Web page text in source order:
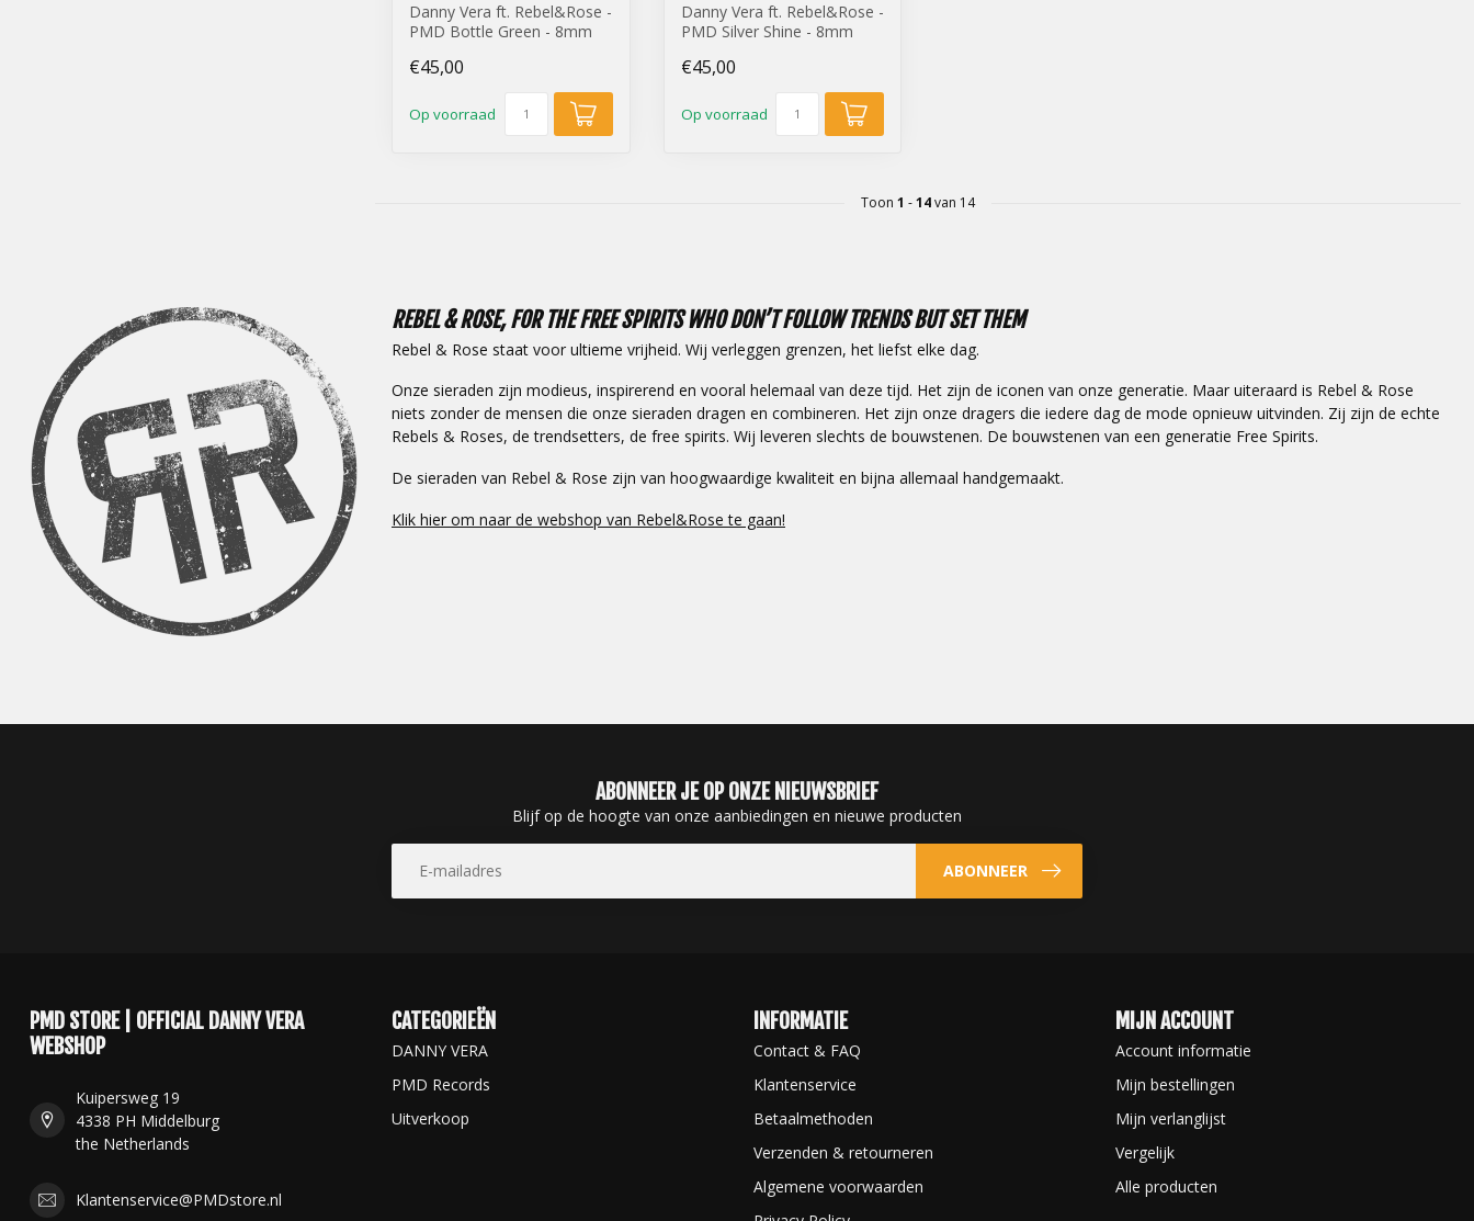
Danny Vera ft. Rebel&Rose -
PMD Bottle Green - 8mm
€45,00
Op voorraad
Danny Vera ft. Rebel&Rose -
PMD Silver Shine - 8mm
€45,00
Op voorraad
Toon 1 -14van 14
REBEL & ROSE, FOR THE FREE SPIRITS WHO DON’T FOLLOW TRENDS BUT SET THEM
Rebel & Rose staat voor ultieme vrijheid. Wij verleggen grenzen, het liefst elke dag.
Onze sieraden zijn modieus, inspirerend en vooral helemaal van deze tijd. Het zijn de iconen van onze generatie. Maar uiteraard is Rebel & Rose
niets zonder de mensen die onze sieraden dragen en combineren. Het zijn onze dragers die iedere dag de mode opnieuw uitvinden. Zij zijn de echte
Rebels & Roses, de trendsetters, de free spirits. Wij leveren slechts de bouwstenen. De bouwstenen van een generatie Free Spirits.
De sieraden van Rebel & Rose zijn van hoogwaardige kwaliteit en bijna allemaal handgemaakt.
Klik hier om naar de webshop van Rebel&Rose te gaan!
ABONNEER JE OP ONZE NIEUWSBRIEF
Blijf op de hoogte van onze aanbiedingen en nieuwe producten
ABONNEER
PMD STORE | OFFICIAL DANNY VERA
WEBSHOP
Kuipersweg 19
4338 PH Middelburg
the Netherlands
Klantenservice@PMDstore.nl
CATEGORIEËN
DANNY VERA
PMD Records
Uitverkoop
INFORMATIE
Contact & FAQ
Klantenservice
Betaalmethoden
Verzenden & retourneren
Algemene voorwaarden
MIJN ACCOUNT
Account informatie
Mijn bestellingen
Mijn verlanglijst
Vergelijk
Alle producten